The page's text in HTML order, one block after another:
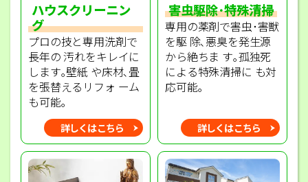
ハウスクリーニン
グ
プロの技と専用洗剤で
長年の 汚れをキレイに
します｡壁紙 や床材､畳
を張替えるリフォ ーム
も可能｡
詳しくはこちら
害虫駆除･特殊清掃
専用の薬剤で害虫･害獣
を駆 除､悪臭を発生源
から絶ちま す｡孤独死
による特殊清掃に も対
応可能｡
詳しくはこちら